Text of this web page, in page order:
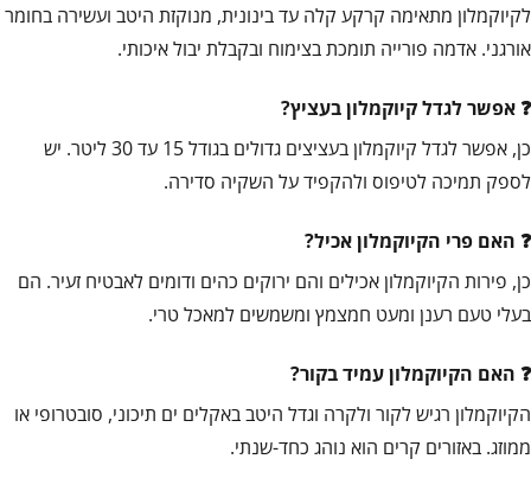
לקיוקמלון מתאימה קרקע קלה עד בינונית, מנוקזת היטב ועשירה בחומר
אורגני. אדמה פורייה תומכת בצימוח ובקבלת יבול איכותי.
אפשר לגדל קיוקמלון בעציץ?
כן, אפשר לגדל קיוקמלון בעציצים גדולים בגודל 15 עד 30 ליטר. יש
לספק תמיכה לטיפוס ולהקפיד על השקיה סדירה.
האם פרי הקיוקמלון אכיל?
כן, פירות הקיוקמלון אכילים והם ירוקים כהים ודומים לאבטיח זעיר. הם
בעלי טעם רענן ומעט חמצמץ ומשמשים למאכל טרי.
האם הקיוקמלון עמיד בקור?
הקיוקמלון רגיש לקור ולקרה וגדל היטב באקלים ים תיכוני, סובטרופי או
ממוזג. באזורים קרים הוא נוהג כחד-שנתי.